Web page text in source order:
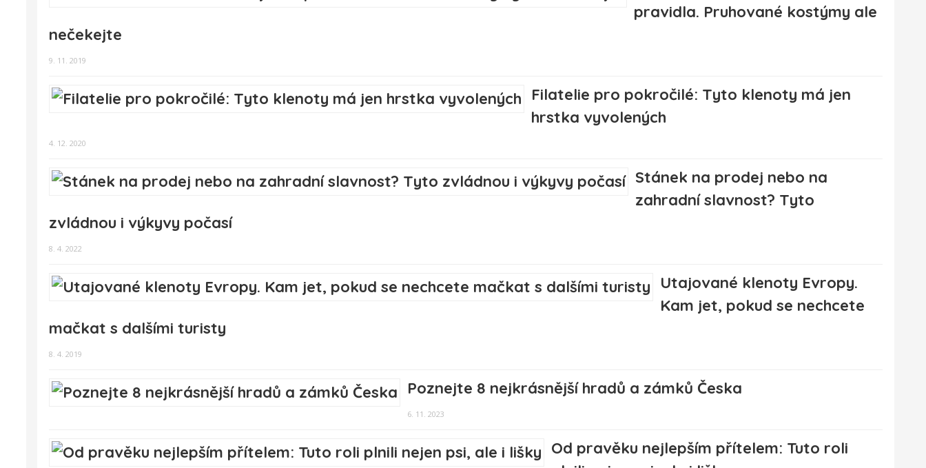
pravidla. Pruhované kostýmy ale
nečekejte
9. 11. 2019
Filatelie pro pokročilé: Tyto klenoty má jen
hrstka vyvolených
4. 12. 2020
Stánek na prodej nebo na
zahradní slavnost? Tyto
zvládnou i výkyvy počasí
8. 4. 2022
Utajované klenoty Evropy.
Kam jet, pokud se nechcete
mačkat s dalšími turisty
8. 4. 2019
Poznejte 8 nejkrásnější hradů a zámků Česka
6. 11. 2023
Od pravěku nejlepším přítelem: Tuto roli